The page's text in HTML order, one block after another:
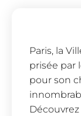
Paris, la
prisée par
pour son